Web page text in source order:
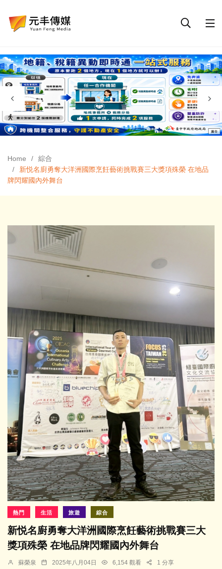
Home
綜合
新悦名廚勇奪大洋洲國際烹飪藝術挑戰賽三大獎項殊榮 在地品
牌閃耀國內外舞台
熱門 生活 旅遊 綜合
新悦名廚勇奪大洋洲國際烹飪藝術挑戰賽三大
獎項殊榮 在地品牌閃耀國內外舞台
蘇榮泉 2025年八月04日 6,154 觀看 1 分享